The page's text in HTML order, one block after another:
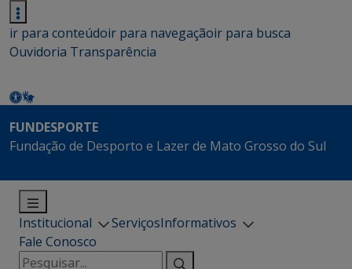
ir para conteúdoir para navegaçãoir para busca
Ouvidoria Transparência
FUNDESPORTE
Fundação de Desporto e Lazer de Mato Grosso do Sul
Institucional ServiçosInformativos
Fale Conosco
Pesquisar